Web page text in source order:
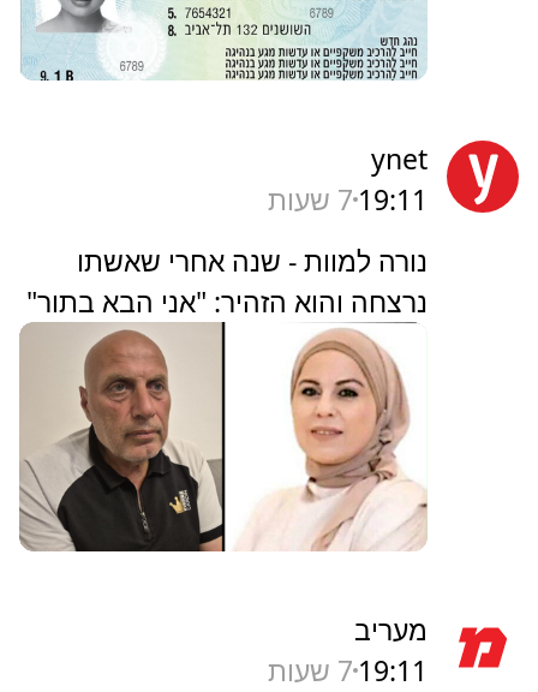
ynet
19:11 7 שעות
נורה למוות - שנה אחרי שאשתו
נרצחה והוא הזהיר: "אני הבא בתור"
מעריב
19:11 7 שעות